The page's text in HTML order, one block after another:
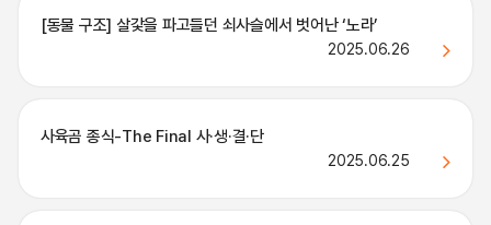
[동물 구조] 살갗을 파고들던 쇠사슬에서 벗어난 ‘노라’
2025.06.26
사육곰 종식-The Final 사·생·결·단
2025.06.25